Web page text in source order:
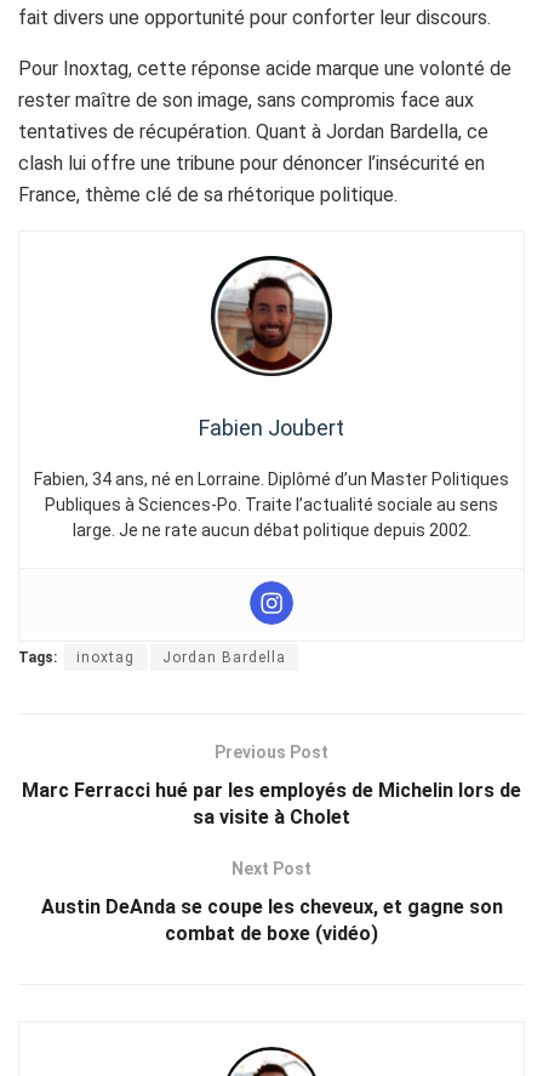
fait divers une opportunité pour conforter leur discours.
Pour Inoxtag, cette réponse acide marque une volonté de
rester maître de son image, sans compromis face aux
tentatives de récupération. Quant à Jordan Bardella, ce
clash lui offre une tribune pour dénoncer l’insécurité en
France, thème clé de sa rhétorique politique.
Fabien Joubert
Fabien, 34 ans, né en Lorraine. Diplômé d’un Master Politiques
Publiques à Sciences-Po. Traite l’actualité sociale au sens
large. Je ne rate aucun débat politique depuis 2002.
Tags: inoxtag Jordan Bardella
Previous Post
Marc Ferracci hué par les employés de Michelin lors de
sa visite à Cholet
Next Post
Austin DeAnda se coupe les cheveux, et gagne son
combat de boxe (vidéo)